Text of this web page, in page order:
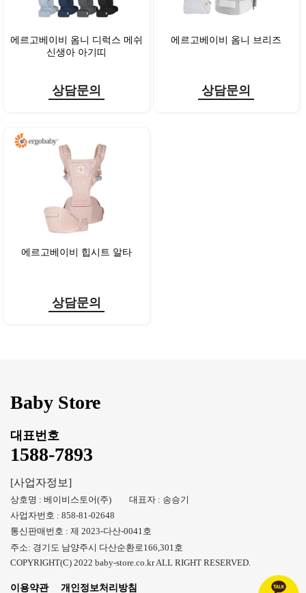
에르고베이비 옴니 디럭스 메쉬
신생아 아기띠
상담문의
에르고베이비 옴니 브리즈
상담문의
에르고베이비 힙시트 알타
상담문의
Baby Store
대표번호
1588-7893
[사업자정보]
상호명 : 베이비스토어(주) 대표자 : 송승기
사업자번호 : 858-81-02648
통신판매번호 : 제 2023-다산-0041호
주소: 경기도 남양주시 다산순환로166,301호
COPYRIGHT(C) 2022 baby-store.co.kr ALL RIGHT RESERVED.
이용약관 개인정보처리방침